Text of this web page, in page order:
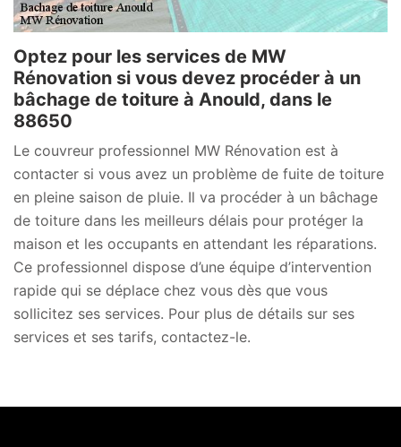
Optez pour les services de MW
Rénovation si vous devez procéder à un
bâchage de toiture à Anould, dans le
88650
Le couvreur professionnel MW Rénovation est à
contacter si vous avez un problème de fuite de toiture
en pleine saison de pluie. Il va procéder à un bâchage
de toiture dans les meilleurs délais pour protéger la
maison et les occupants en attendant les réparations.
Ce professionnel dispose d’une équipe d’intervention
rapide qui se déplace chez vous dès que vous
sollicitez ses services. Pour plus de détails sur ses
services et ses tarifs, contactez-le.